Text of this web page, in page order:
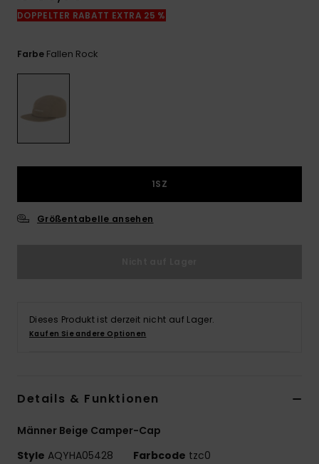
DOPPELTER RABATT EXTRA 25 %
Farbe Fallen Rock
1SZ
Größentabelle ansehen
Dieses Produkt ist derzeit nicht auf Lager.
Kaufen Sie andere Optionen
Details & Funktionen
Männer Beige Camper-Cap
Style AQYHA05428 Farbcode tzc0